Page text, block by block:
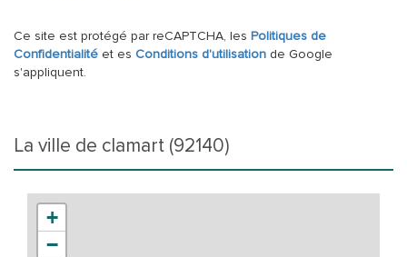
Ce site est protégé par reCAPTCHA, les Politiques de
Confidentialité et es Conditions d'utilisation de Google
s'appliquent.
la ville de clamart (92140)
+
−